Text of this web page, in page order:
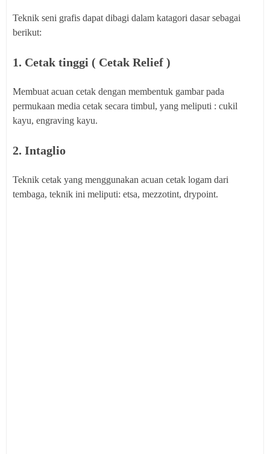
Teknik seni grafis dapat dibagi dalam katagori dasar sebagai
berikut:
1. Cetak tinggi ( Cetak Relief )
Membuat acuan cetak dengan membentuk gambar pada
permukaan media cetak secara timbul, yang meliputi : cukil
kayu, engraving kayu.
2. Intaglio
Teknik cetak yang menggunakan acuan cetak logam dari
tembaga, teknik ini meliputi: etsa, mezzotint, drypoint.